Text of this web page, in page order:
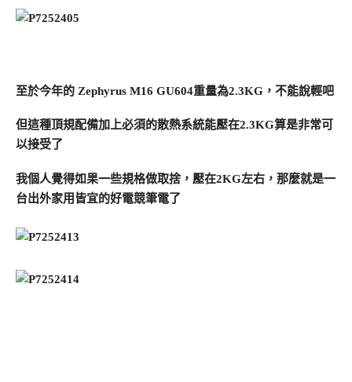
至於今年的 Zephyrus M16 GU604重量為2.3KG，不能說輕吧
但這種頂規配備加上必須的散熱系統能壓在2.3KG算是非常可
以接受了
我個人覺得如果一些規格做取捨，壓在2KG左右，那麼就是一
台出外家用皆宜的好電競筆電了